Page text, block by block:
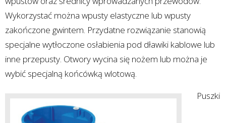
Wykorzystać można wpusty elastyczne lub wpusty
zakończone gwintem. Przydatne rozwiązanie stanowią
specjalne wytłoczone osłabienia pod dławiki kablowe lub
inne przepusty. Otwory wycina się nożem lub można je
wybić specjalną końcówką wlotową.
Puszki